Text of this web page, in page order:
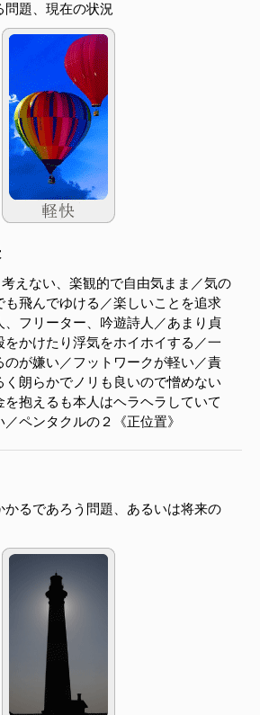
問題、現在の状況
えない、楽観的で自由気まま／気の
も飛んでゆける／楽しいことを追求
、フリーター、吟遊詩人／あまり貞
かけたり浮気をホイホイする／一
のが嫌い／フットワークが軽い／責
朗らかでノリも良いので憎めない
を抱えるも本人はヘラヘラしていて
ペンタクルの２《正位置》
かるであろう問題、あるいは将来の